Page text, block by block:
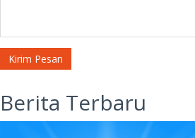
Kirim Pesan
Berita Terbaru